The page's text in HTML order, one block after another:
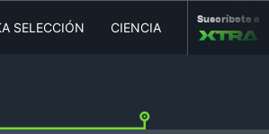
SELECCIÓN CIENCIA MOVILIDAD
Suscríbete a